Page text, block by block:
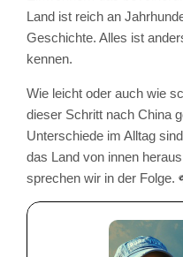
Land ist reich an
Geschichte. Alles ist
kennen.
Wie leicht oder auch wie
dieser Schritt nach China
Unterschiede im Alltag
das Land von innen
sprechen wir in der Folge.